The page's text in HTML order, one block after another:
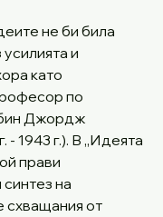
не би била
и
като
по
Джордж
- 1943 г.). В „Идеята
прави
на
схващания от